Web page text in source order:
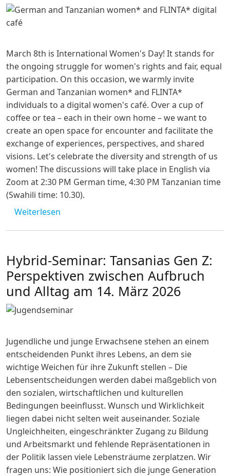
March 8th is International Women's Day! It stands for
the ongoing struggle for women's rights and fair, equal
participation. On this occasion, we warmly invite
German and Tanzanian women* and FLINTA*
individuals to a digital women's café. Over a cup of
coffee or tea – each in their own home – we want to
create an open space for encounter and facilitate the
exchange of experiences, perspectives, and shared
visions. Let's celebrate the diversity and strength of us
women! The discussions will take place in English via
Zoom at 2:30 PM German time, 4:30 PM Tanzanian time
(Swahili time: 10.30).
Weiterlesen
Hybrid-Seminar: Tansanias Gen Z:
Perspektiven zwischen Aufbruch
und Alltag am 14. März 2026
Jugendliche und junge Erwachsene stehen an einem
entscheidenden Punkt ihres Lebens, an dem sie
wichtige Weichen für ihre Zukunft stellen – Die
Lebensentscheidungen werden dabei maßgeblich von
den sozialen, wirtschaftlichen und kulturellen
Bedingungen beeinflusst. Wunsch und Wirklichkeit
liegen dabei nicht selten weit auseinander. Soziale
Ungleichheiten, eingeschränkter Zugang zu Bildung
und Arbeitsmarkt und fehlende Repräsentationen in
der Politik lassen viele Lebensträume zerplatzen. Wir
fragen uns: Wie positioniert sich die junge Generation